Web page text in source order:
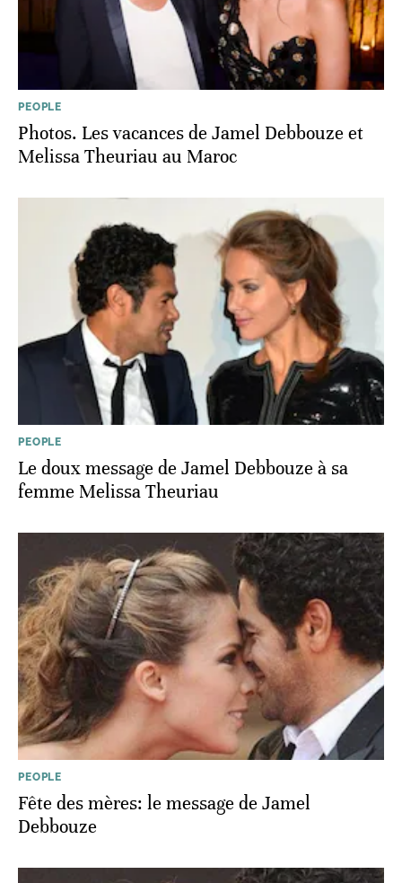
PEOPLE
Photos. Les vacances de Jamel Debbouze et
Melissa Theuriau au Maroc
PEOPLE
Le doux message de Jamel Debbouze à sa
femme Melissa Theuriau
PEOPLE
Fête des mères: le message de Jamel
Debbouze